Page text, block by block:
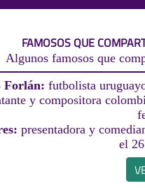
FAMOSOS QUE
Algunos famosos que
Forlán: futbolista
y compositora
presentadora y
el